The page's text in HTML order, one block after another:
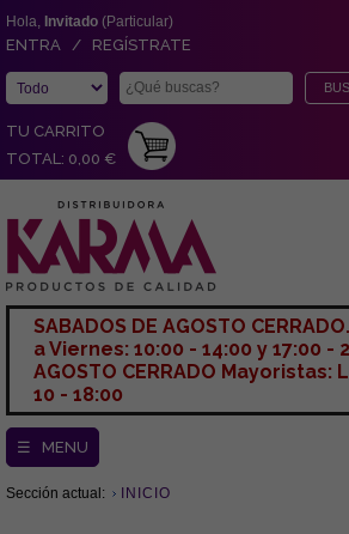
Hola, Invitado (Particular)
ENTRA / REGÍSTRATE
TU CARRITO
TOTAL: 0,00 €
SABADOS DE AGOSTO
a Viernes: 10:00 - 14:00 y 17:00 -
AGOSTO CERRADO Mayoristas:
10 - 18:00
☰ MENU
Sección actual: INICIO